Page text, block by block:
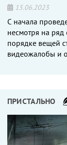
15.06.2023
С начала
несмотря на ряд
порядке вещей
видеожалобы и
ПРИСТАЛЬНО